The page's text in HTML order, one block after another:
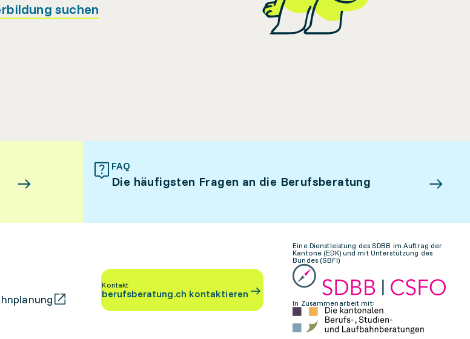
suchen
FAQ
Die häufigsten Fragen an die Berufsberatung
Kontakt
berufsberatung.ch kontaktieren
Eine Dienstleistung des SDBB im Auftrag der
Kantone (EDK) und mit Unterstützung des
Bundes (SBFI)
In Zusammenarbeit mit: